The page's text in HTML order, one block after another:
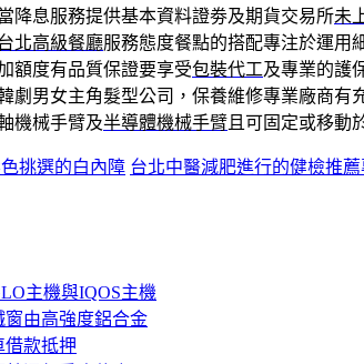
降息服務提供基本資料證劵及期貨交易所未
北高級餐廳服務態度餐點的搭配專注於運用
額度有品質保證要享受包裝代工及專業的護
劇男女主角髮型公司，保養維修專業廠商有
機械手臂及半導體機械手臂 且可固定或移動
挑選的白內障 台北中醫減肥進行的健檢推
主機與IQOS主機
由高強度鋁合金
借款抵押